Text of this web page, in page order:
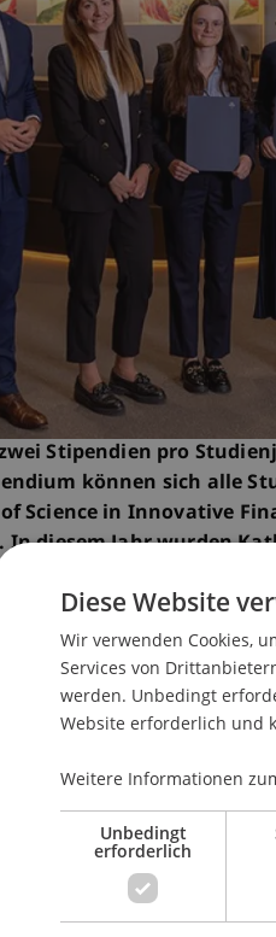
Stipendien pro
können sich alle
Science in Innovative
In diesem Jahr wurden
Lena M. Seiller hatten
Aufgrund ihrer hohen
ihres
gefördert: Die
Studienjahr.
Anliegen und eine
diesem Jahr zwei junge
die enge Zusammenarbeit
Diese Website
Wir verwenden Cookies,
Services von
werden. Unbedingt
Website erforderlich und
Weitere Informationen
Unbedingt
erforderlich